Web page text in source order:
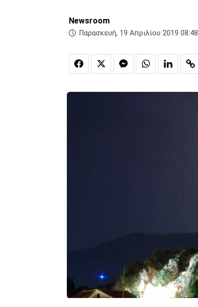
Newsroom
Παρασκευή, 19 Απριλίου 2019 08:48